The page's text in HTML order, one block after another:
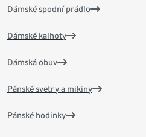
Dámské spodní prádlo
Dámské kalhoty
Dámská obuv
Pánské svetry a mikiny
Pánské hodinky